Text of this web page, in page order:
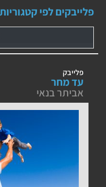
פלייבקים לפי קטגוריות
פלייבק
עד מחר
אביתר בנאי